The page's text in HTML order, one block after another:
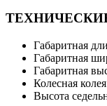
Габаритная
Габаритная
Габаритная
Колесная
Высота